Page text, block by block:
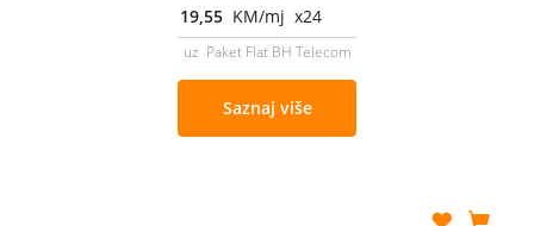
19,55 KM/mj x24
uz Paket Flat BH Telecom
Saznaj više